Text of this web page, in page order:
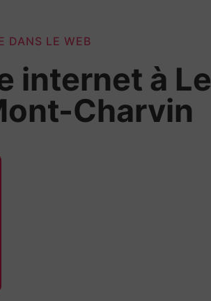
DANS LE WEB
internet à Le
Charvin